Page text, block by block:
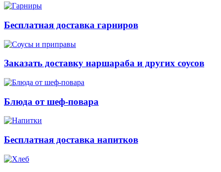
Бесплатная доставка гарниров
Заказать доставку наршараба и других соусов
Блюда от шеф-повара
Бесплатная доставка напитков